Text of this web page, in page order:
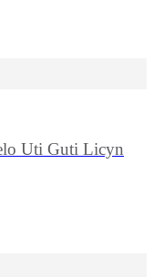
Uti Guti Licyn